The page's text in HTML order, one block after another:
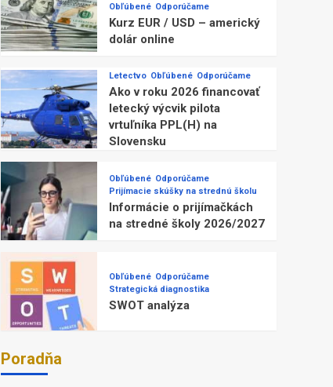
Obľúbené Odporúčame
Kurz EUR / USD – americký
dolár online
Letectvo Obľúbené Odporúčame
Ako v roku 2026 financovať
letecký výcvik pilota
vrtuľníka PPL(H) na
Slovensku
Obľúbené Odporúčame
Prijímacie skúšky na strednú školu
Informácie o prijímačkách
na stredné školy 2026/2027
Obľúbené Odporúčame
Strategická diagnostika
SWOT analýza
Poradňa